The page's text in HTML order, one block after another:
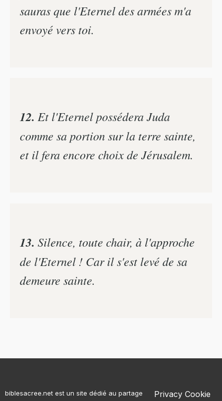
sauras que l'Eternel des armées m'a
envoyé vers toi.
12. Et l'Eternel possédera Juda
comme sa portion sur la terre sainte,
et il fera encore choix de Jérusalem.
13. Silence, toute chair, à l'approche
de l'Eternel ! Car il s'est levé de sa
demeure sainte.
biblesacree.net est un site dédié au partage
Privacy Cookie